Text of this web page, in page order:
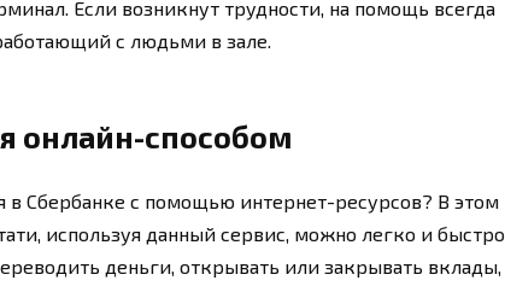
Если возникнут трудности, на помощь всегда
с людьми в зале.
онлайн-способом
в Сбербанке с помощью интернет-ресурсов? В этом
используя данный сервис, можно легко и быстро
деньги, открывать или закрывать вклады,